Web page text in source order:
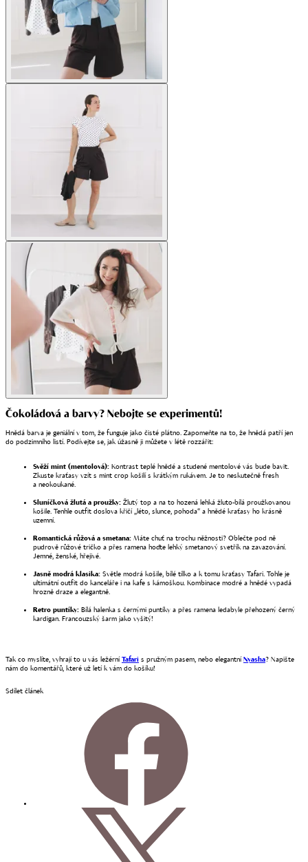
Čokoládová a barvy? Nebojte se experimentů!
Hnědá barva je geniální v tom, že funguje jako čisté plátno. Zapomeňte na to, že hnědá patří jen
do podzimního listí. Podívejte se, jak úžasně ji můžete v létě rozzářit:
Svěží mint (mentolová): Kontrast teplé hnědé a studené mentolové vás bude bavit.
Zkuste kraťasy vzít s mint crop košilí s krátkým rukávem. Je to neskutečně fresh
a neokoukané.
Sluníčková žlutá a proužky: Žlutý top a na to hozená lehká žluto-bílá proužkovanou
košile. Tenhle outfit doslova křičí „léto, slunce, pohoda“ a hnědé kraťasy ho krásně
uzemní.
Romantická růžová a smetana: Máte chuť na trochu něžnosti? Oblečte pod ně
pudrově růžové tričko a přes ramena hoďte lehký smetanový svetřík na zavazování.
Jemné, ženské, hřejivé.
Jasně modrá klasika: Světle modrá košile, bílé tílko a k tomu kraťasy Tafari. Tohle je
ultimátní outfit do kanceláře i na kafe s kámoškou. Kombinace modré a hnědé vypadá
hrozně draze a elegantně.
Retro puntíky: Bílá halenka s černými puntíky a přes ramena ledabyle přehozený černý
kardigan. Francouzský šarm jako vyšitý!
Tak co myslíte, vyhrají to u vás ležérníTafari s pružným pasem, nebo elegantníNyasha? Napište
nám do komentářů, které už letí k vám do košíku!
Sdílet článek